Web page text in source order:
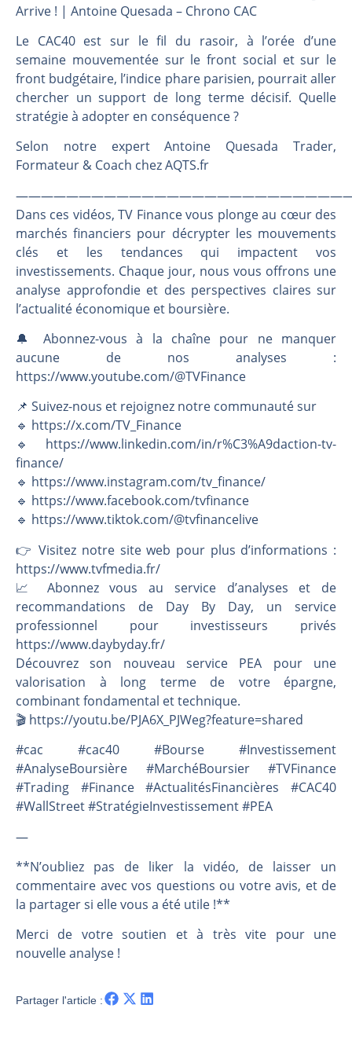
Pourquoi le monde entier vacille en même temps cette semaine ? | par Louis-Antoine Michelet
WTI : Explosion mais réserves au plus bas | Denis Desclos – Market Movers
Arrive ! | Antoine Quesada – Chrono CAC
Le CAC40 est sur le fil du rasoir, à l’orée d’une
semaine mouvementée sur le front social et sur le
front budgétaire, l’indice phare parisien, pourrait aller
chercher un support de long terme décisif. Quelle
stratégie à adopter en conséquence ?
Selon notre expert Antoine Quesada Trader,
Formateur & Coach chez AQTS.fr
Dans ces vidéos, TV Finance vous plonge au cœur des
marchés financiers pour décrypter les mouvements
clés et les tendances qui impactent vos
investissements. Chaque jour, nous vous offrons une
analyse approfondie et des perspectives claires sur
l’actualité économique et boursière.
🔔 Abonnez-vous à la chaîne pour ne manquer
aucune de nos analyses :
https://www.youtube.com/@TVFinance
📌 Suivez-nous et rejoignez notre communauté sur
🔹 https://x.com/TV_Finance
🔹 https://www.linkedin.com/in/r%C3%A9daction-tv-
finance/
🔹 https://www.instagram.com/tv_finance/
🔹 https://www.facebook.com/tvfinance
🔹 https://www.tiktok.com/@tvfinancelive
👉️ Visitez notre site web pour plus d’informations :
https://www.tvfmedia.fr/
📈 Abonnez vous au service d’analyses et de
recommandations de Day By Day, un service
professionnel pour investisseurs privés
https://www.daybyday.fr/
Découvrez son nouveau service PEA pour une
valorisation à long terme de votre épargne,
combinant fondamental et technique.
🎬️ https://youtu.be/PJA6X_PJWeg?feature=shared
#cac #cac40 #Bourse #Investissement
#AnalyseBoursière #MarchéBoursier #TVFinance
#Trading #Finance #ActualitésFinancières #CAC40
#WallStreet #StratégieInvestissement #PEA
—
**N’oubliez pas de liker la vidéo, de laisser un
commentaire avec vos questions ou votre avis, et de
la partager si elle vous a été utile !**
Merci de votre soutien et à très vite pour une
nouvelle analyse !
Partager l'article :